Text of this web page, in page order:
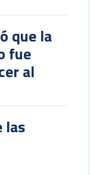
que la
fue
al
las